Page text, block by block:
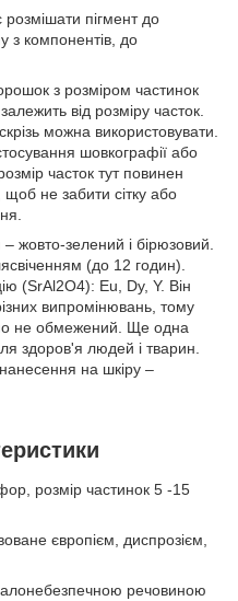
пігмент до
з компонентів, до
з розміром частинок
від розміру часток.
можна використовувати.
шовкографії або
часток тут повинен
щоб не забити сітку або
жовто-зелений і бірюзовий.
(до 12 годин).
(SrAl2O4): Eu, Dy, Y. Він
випромінювань, тому
не обмежений. Ще одна
здоров'я людей і тварин.
на шкіру –
розмір частинок 5 -15
європієм, диспрозієм,
речовиною